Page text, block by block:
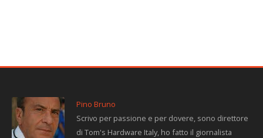
Pino Bruno
Scrivo per passione e per dovere, sono direttore
di Tom's Hardware Italy, ho fatto il giornalista